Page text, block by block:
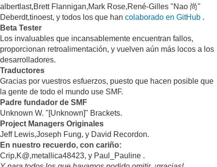
albertlast,Brett Flannigan,Mark Rose,René-Gilles "Nao 尚"
Deberdt,tinoest, y todos los que han colaborado en GitHub .
Beta Tester
Los invaluables que incansablemente encuentran fallos,
proporcionan retroalimentación, y vuelven aún más locos a los
desarrolladores.
Traductores
Gracias por vuestros esfuerzos, puesto que hacen posible que
la gente de todo el mundo use SMF.
Padre fundador de SMF
Unknown W. "[Unknown]" Brackets.
Project Managers Originales
Jeff Lewis,Joseph Fung, y David Recordon.
En nuestro recuerdo, con cariño:
Crip,K@,metallica48423, y Paul_Pauline .